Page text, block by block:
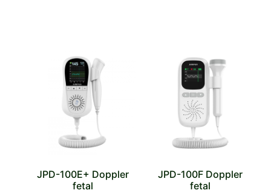
JPD-100E+ Doppler
fetal
JPD-100F Doppler
fetal